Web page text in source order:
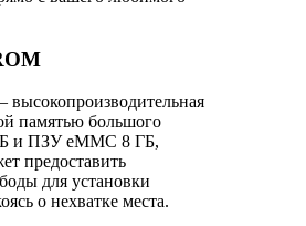
памятью большого
и ПЗУ eMMC 8 ГБ,
предоставить
для установки
о нехватке места.